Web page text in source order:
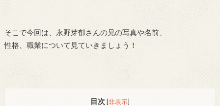
そこで今回は、永野芽郁さんの兄の写真や名前、
性格、職業について見ていきましょう！
目次 [非表示]